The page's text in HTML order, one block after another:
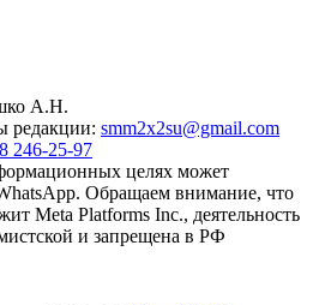
А.Н.
редакции: smm2x2su@gmail.com
246-25-97
целях может
Обращаем внимание, что
Meta Platforms Inc., деятельность
и запрещена в РФ